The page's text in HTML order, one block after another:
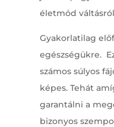
életmód
Gyakorlatilag
egészségükre.
számos súlyos
képes. Tehát
garantálni a
bizonyos